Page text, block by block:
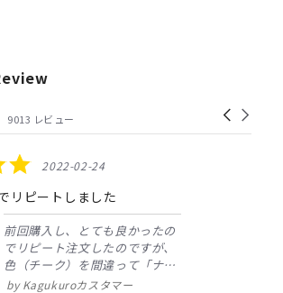
Carousel
4.4
star
9013 レビュー
5.0
star
rating
2022-02-24
リピートしました
前回購入し、とても良かったの
でリピート注文したのですが、
色（チーク）を間違って「ナチ
ュラル」としてしまいました。
Kagukuroカスタマー